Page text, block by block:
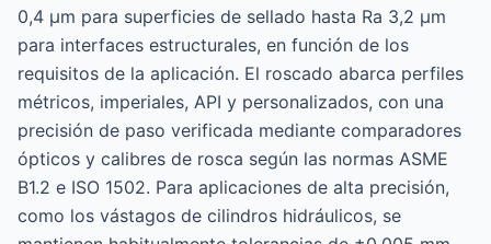
0,4 μm para superficies de sellado hasta Ra 3,2 μm
para interfaces estructurales, en función de los
requisitos de la aplicación. El roscado abarca perfiles
métricos, imperiales, API y personalizados, con una
precisión de paso verificada mediante comparadores
ópticos y calibres de rosca según las normas ASME
B1.2 e ISO 1502. Para aplicaciones de alta precisión,
como los vástagos de cilindros hidráulicos, se